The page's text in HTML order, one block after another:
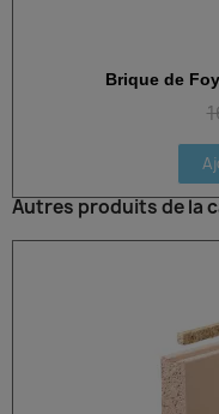
Brique de
Autres produits de la